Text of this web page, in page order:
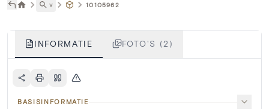
˅ 10105962
INFORMATIE FOTO'S (2)
BASISINFORMATIE